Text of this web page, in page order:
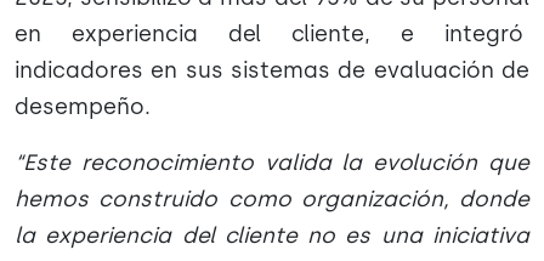
en experiencia del cliente, e integró
indicadores en sus sistemas de evaluación de
desempeño.
“Este reconocimiento valida la evolución que
hemos construido como organización, donde
la experiencia del cliente no es una iniciativa